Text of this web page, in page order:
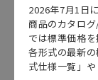
カタログ
ZC-□55
ZC-□55
シート
2026年7月1日
商品のカタロ
では標準価格を
各形式の最新
式仕様一覧」